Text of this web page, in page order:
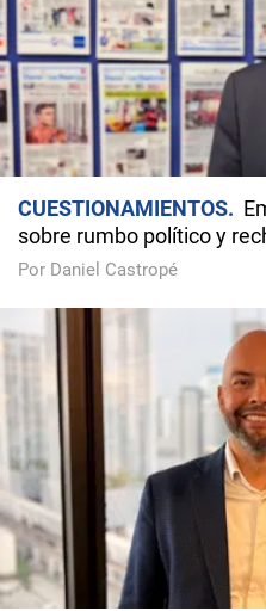
CUESTIONAMIENTOS
sobre rumbo político y
Por Daniel Castropé